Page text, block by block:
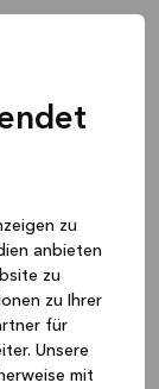
zu
anbieten
zu
zu Ihrer
für
Unsere
mit